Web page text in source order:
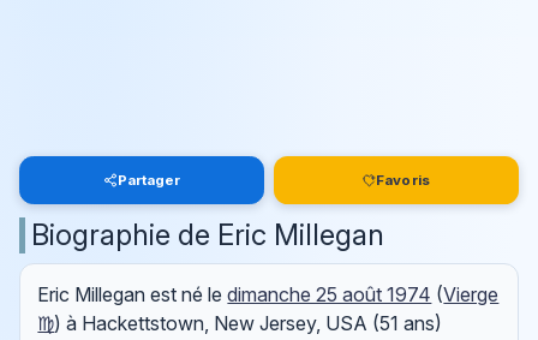
Partager Favoris
Biographie de Eric Millegan
Eric Millegan est né ledimanche 25 août 1974 (Vierge
♍) à Hackettstown, New Jersey, USA (51 ans)